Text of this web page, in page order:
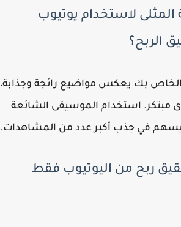
المثلى لاستخدام يوتيوب
الربح؟
بك يعكس مواضيع رائجة وجذابة،
مبتكر. استخدام الموسيقى الشائعة
في جذب أكبر عدد من المشاهدات.
ربح من اليوتيوب فقط